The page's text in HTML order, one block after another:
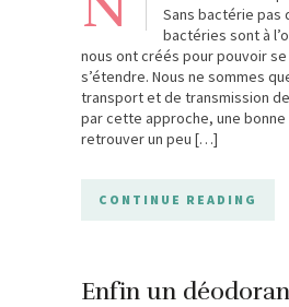
Sans bactérie pas
bactéries sont à
nous ont créés pour pouvoir
s’étendre. Nous ne sommes
transport et de transmission
par cette approche, une bonne
retrouver un peu […]
CONTINUE READING
Enfin un